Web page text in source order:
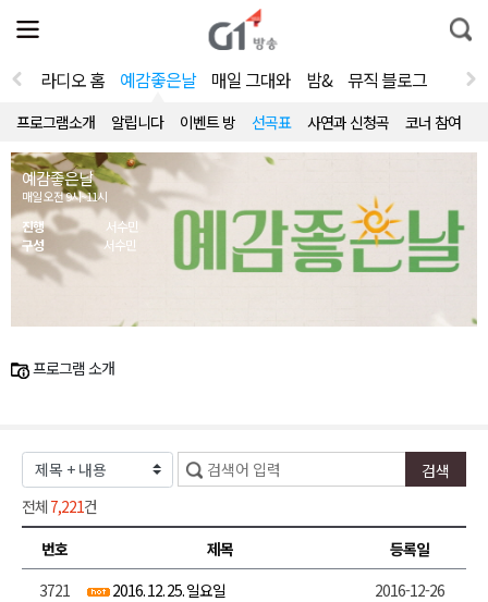
전
체
뉴
열
통
합
라디오 홈 예감좋은날 매일 그대와 밤& 뮤직 블로그
프로그램소개 알립니다 이벤트 방 선곡표 사연과 신청곡 코너 참여
예감좋은날
매일 오전 9시~11시
진행
서수민
구성
서수민
프로그램 소개
전체 7,221건
번호
제목
등록일
3721
2016. 12. 25. 일요일 2016-12-26